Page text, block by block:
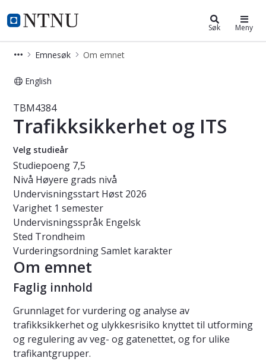
NTNU Hjemmeside
Studier Søk Meny
Emnesøk Om emnet
English
Emne - Trafikksikkerhet og ITS -
TBM4384
Trafikksikkerhet og ITS
Velg studieår
Studiepoeng 7,5
Nivå Høyere grads nivå
Undervisningsstart Høst 2026
Varighet 1 semester
Undervisningsspråk Engelsk
Sted Trondheim
VurderingsordningSamlet karakter
Om emnet
Faglig innhold
Grunnlaget for vurdering og analyse av
trafikksikkerhet og ulykkesrisiko knyttet til utforming
og regulering av veg- og gatenettet, og for ulike
trafikantgrupper.